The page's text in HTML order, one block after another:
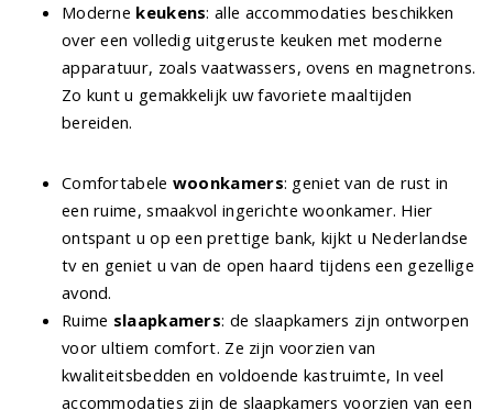
Moderne keukens: alle accommodaties beschikken
over een volledig uitgeruste keuken met moderne
apparatuur, zoals vaatwassers, ovens en magnetrons.
Zo kunt u gemakkelijk uw favoriete maaltijden
bereiden.
Comfortabele woonkamers: geniet van de rust in
een ruime, smaakvol ingerichte woonkamer. Hier
ontspant u op een prettige bank, kijkt u Nederlandse
tv en geniet u van de open haard tijdens een gezellige
avond.
Ruime slaapkamers: de slaapkamers zijn ontworpen
voor ultiem comfort. Ze zijn voorzien van
kwaliteitsbedden en voldoende kastruimte, In veel
accommodaties zijn de slaapkamers voorzien van een